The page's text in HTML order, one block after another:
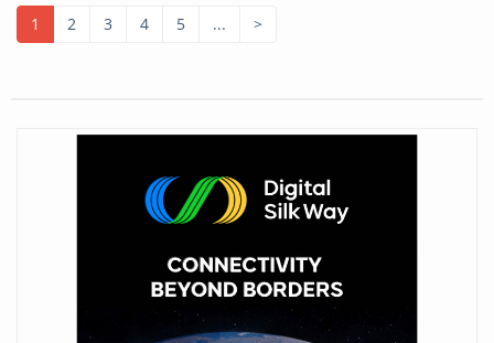
1 2 3 4 5 ... >